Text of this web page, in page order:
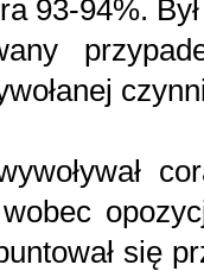
93-94%.
się